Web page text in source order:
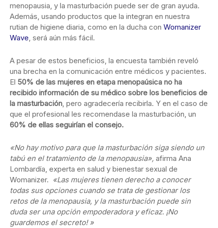
menopausia, y la masturbación puede ser de gran ayuda.
Además, usando productos que la integran en nuestra
rutian de higiene diaria, como en la ducha con Womanizer
Wave, será aún más fácil.
A pesar de estos beneficios, la encuesta también reveló
una brecha en la comunicación entre médicos y pacientes.
El 50% de las mujeres en etapa menopaúsica no ha
recibido información de su médico sobre los beneficios de
la masturbación, pero agradecería recibirla. Y en el caso de
que el profesional les recomendase la masturbación, un
60% de ellas seguirían el consejo.
«No hay motivo para que la masturbación siga siendo un
tabú en el tratamiento de la menopausia», afirma Ana
Lombardía, experta en salud y bienestar sexual de
Womanizer. «Las mujeres tienen derecho a conocer
todas sus opciones cuando se trata de gestionar los
retos de la menopausia, y la masturbación puede sin
duda ser una opción empoderadora y eficaz. ¡No
guardemos el secreto! »